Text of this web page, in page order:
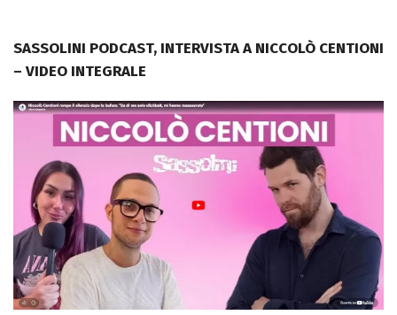
SASSOLINI PODCAST, INTERVISTA A NICCOLÒ CENTIONI
– VIDEO INTEGRALE